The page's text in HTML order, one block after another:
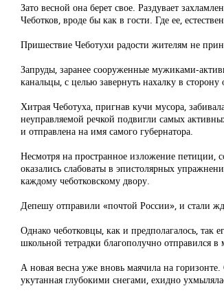
Зато весной она берет свое. Раздувает
Чеботков, вроде бы как в гости. Где ее,
Пришествие Чеботухи радости жителям не
Запруды, заранее сооруженные мужиками-
канальцы, с целью завернуть нахалку в
Хитрая Чеботуха, пригнав кучи мусора,
неуправляемой речкой подвигли самых
и отправлена на имя самого губернатора.
Несмотря на пространное изложение петиции,
оказались слабоваты в эпистолярных
каждому чеботковскому двору.
Депешу отправили «почтой России», и стали
Однако чеботковцы, как и предполагалось,
школьной тетрадки благополучно отправился
А новая весна уже вновь маячила на
укутанная глубокими снегами, ехидно